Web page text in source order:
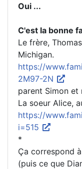
Oui ...
C'est la bonne
Le frère,
Michigan.
https://
2M97-2N
parent Simon et
La soeur Alice,
https://
i=515
*
Ça correspond
(puis ce que